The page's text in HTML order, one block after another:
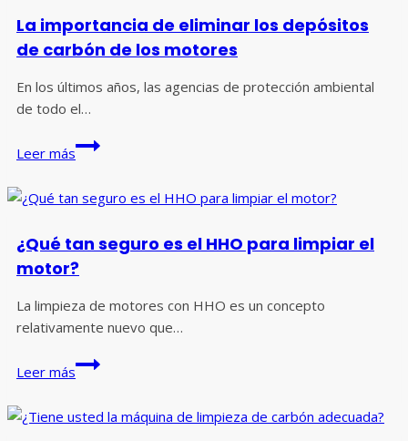
de
carbono
hidrógeno
oxígeno
para
los
de
carbono?
La importancia de eliminar los depósitos
de carbón de los motores
En los últimos años, las agencias de protección ambiental
de todo el…
Leer más
La
importancia
eliminar
depósitos
de
carbón
motores
¿Qué tan seguro es el HHO para limpiar el
motor?
La limpieza de motores con HHO es un concepto
relativamente nuevo que…
Leer más
¿Qué
tan
es